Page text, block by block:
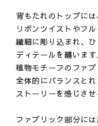
背もたれのトップに
リボンツイストやフ
繊細に彫り込まれ、
ディテールを纏いま
植物モチーフのファブ
全体的にバランスと
ストーリーを感じさ
ファブリック部分に